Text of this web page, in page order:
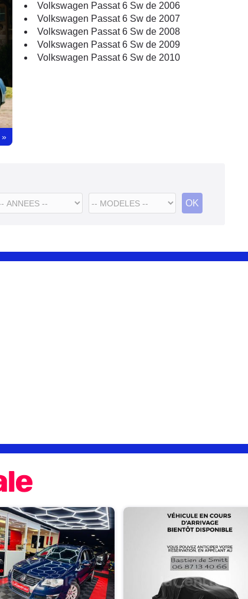
»
Volkswagen Passat 6 Sw de 2006
Volkswagen Passat 6 Sw de 2007
Volkswagen Passat 6 Sw de 2008
Volkswagen Passat 6 Sw de 2009
Volkswagen Passat 6 Sw de 2010